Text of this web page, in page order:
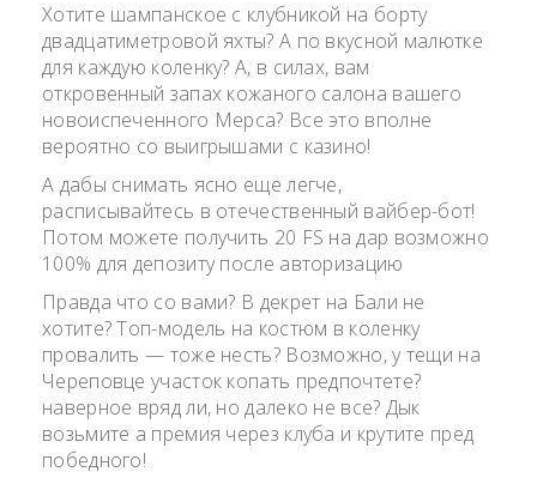
Хотите шампанское с клубникой на борту
двадцатиметровой яхты? А по вкусной малютке
для каждую коленку? А, в силах, вам
откровенный запах кожаного салона вашего
новоиспеченного Мерса? Все это вполне
вероятно со выигрышами с казино!
А дабы снимать ясно еще легче,
расписывайтесь в отечественный вайбер-бот!
Потом можете получить 20 FS на дар возможно
100% для депозиту после авторизацию
Правда что со вами? В декрет на Бали не
хотите? Топ-модель на костюм в коленку
провалить — тоже несть? Возможно, у тещи на
Череповце участок копать предпочтете?
наверное вряд ли, но далеко не все? Дык
возьмите а премия через клуба и крутите пред
победного!